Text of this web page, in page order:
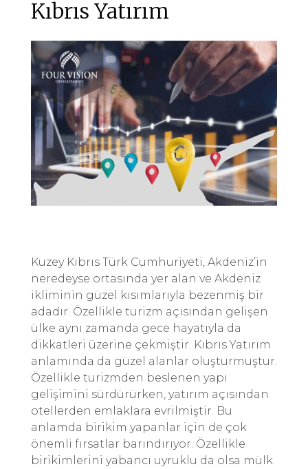
Kıbrıs Yatırım
Kuzey Kıbrıs Türk Cumhuriyeti, Akdeniz’in
neredeyse ortasında yer alan ve Akdeniz
ikliminin güzel kısımlarıyla bezenmiş bir
adadır. Özellikle turizm açısından gelişen
ülke aynı zamanda gece hayatıyla da
dikkatleri üzerine çekmiştir. Kıbrıs Yatırım
anlamında da güzel alanlar oluşturmuştur.
Özellikle turizmden beslenen yapı
gelişimini sürdürürken, yatırım açısından
otellerden emlaklara evrilmiştir. Bu
anlamda birikim yapanlar için de çok
önemli fırsatlar barındırıyor. Özellikle
birikimlerini yabancı uyruklu da olsa mülk